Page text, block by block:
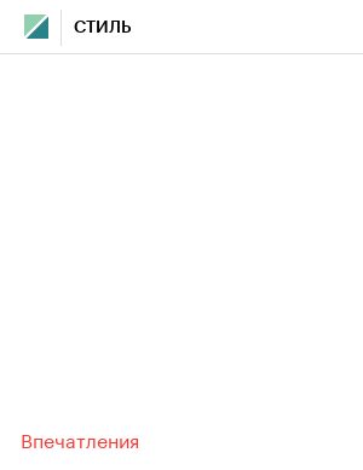
СТИЛЬ
Впечатления